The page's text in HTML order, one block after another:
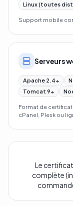
Linux (toutes
Support mobile
Serveurs
Apache 2.4+
Tomcat 9+
Format de
cPanel, Plesk ou
Le
complète